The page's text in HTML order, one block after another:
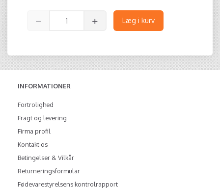
Læg i kurv
INFORMATIONER
Fortrolighed
Fragt og levering
Firma profil
Kontakt os
Betingelser & Vilkår
Returneringsformular
Fødevarestyrelsens kontrolrapport